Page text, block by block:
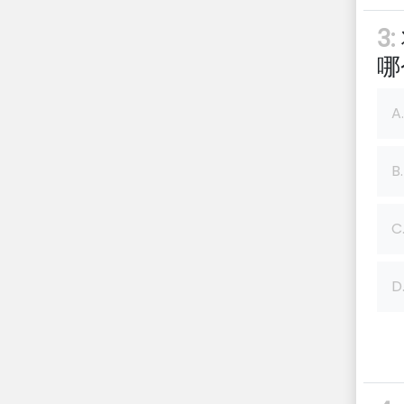
3:
A.
B.
C.
D.